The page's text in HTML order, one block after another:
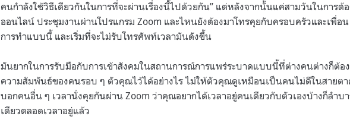
คนกำลังใช้วิธีเดียวกันในการที่จะผ่านเรื่องนี้ไปด้วยกัน” แต่หลังจากนั้นแค่สามวันในการต้อ
ออนไลน์ ประชุมงานผ่านโปรแกรม Zoom และไหนยังต้องมาโทรคุยกับครอบครัวและเพื่อน
การทำแบบนี้ และเริ่มที่จะไม่รับโทรศัพท์เวลามันดังขึ้น
มันยากในการรับมือกับการเข้าสังคมในสถานการณ์การแพร่ระบาดแบบนี้ที่ต่างคนต่างก็ต้อ
ความสัมพันธ์ของคนรอบ ๆ ตัวคุณไว้ได้อย่างไร ไม่ให้ตัวคุณดูเหมือนเป็นคนไม่ดีในสายต
บอกคนอื่น ๆ เวลานั่งคุยกันผ่าน Zoom ว่าคุณอยากได้เวลาอยู่คนเดียวกับตัวเองบ้างก็ลำ
เดียวตลอดเวลาอยู่แล้ว